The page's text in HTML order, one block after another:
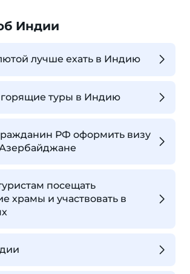
Индии
лучше ехать в Индию
туры в Индию
РФ оформить визу
посещать
храмы и участвовать в